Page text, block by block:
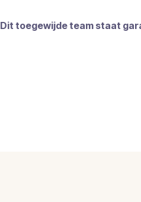
Dit toegewijde team staat